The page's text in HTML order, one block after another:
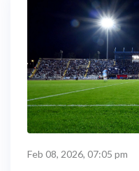
Feb 08, 2026, 07:05 pm